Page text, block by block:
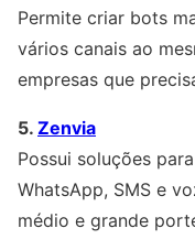
Permite criar bots
vários canais ao
empresas que
5. Zenvia
Possui soluções
WhatsApp, SMS e
médio e grande